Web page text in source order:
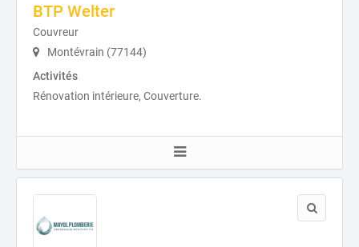
BTP Welter
Couvreur
Montévrain (77144)
Activités
Rénovation intérieure, Couverture.